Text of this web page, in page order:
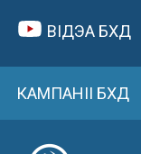
ВІДЭА БХД
КАМПАНІІ БХД